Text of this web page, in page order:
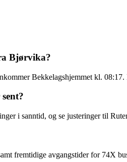
Bjørvika?
Bekkelagshjemmet kl.
i sanntid, og se justeringer til
fremtidige avgangstider for 74X